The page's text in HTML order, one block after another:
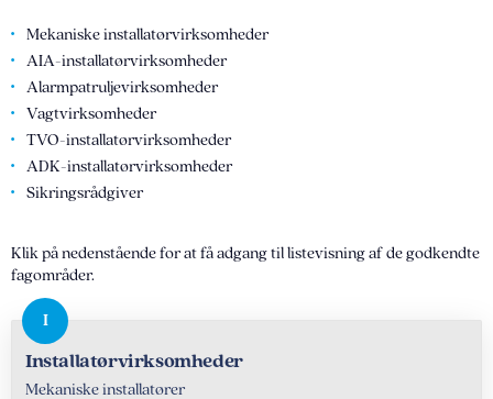
Mekaniske installatørvirksomheder
AIA-installatørvirksomheder
Alarmpatruljevirksomheder
Vagtvirksomheder
TVO-installatørvirksomheder
ADK-installatørvirksomheder
Sikringsrådgiver
Klik på nedenstående for at få adgang til listevisning af de godkendte
fagområder.
Installatørvirksomheder
Mekaniske installatører